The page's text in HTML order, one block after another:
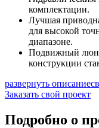
комплектации.
Лучшая
для высокой
диапазоне.
Подвижный
конструкции
развернуть описание
Заказать свой проект
Подробно о